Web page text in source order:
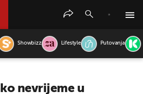
Showbizz Lifestyle Putovanja
nevrijeme u